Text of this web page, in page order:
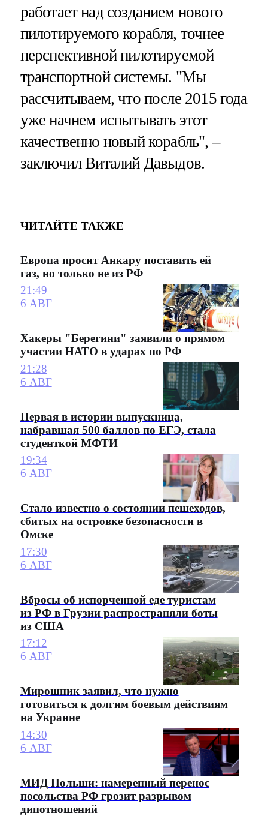
работает над созданием нового
пилотируемого корабля, точнее
перспективной пилотируемой
транспортной системы. "Мы
рассчитываем, что после 2015 года
уже начнем испытывать этот
качественно новый корабль", –
заключил Виталий Давыдов.
ЧИТАЙТЕ ТАКЖЕ
Европа просит Анкару поставить ей
газ, но только не из РФ
21:49
6 АВГ
Хакеры "Берегини" заявили о прямом
участии НАТО в ударах по РФ
21:28
6 АВГ
Первая в истории выпускница,
набравшая 500 баллов по ЕГЭ, стала
студенткой МФТИ
19:34
6 АВГ
Стало известно о состоянии пешеходов,
сбитых на островке безопасности в
Омске
17:30
6 АВГ
Вбросы об испорченной еде туристам
из РФ в Грузии распространяли боты
из США
17:12
6 АВГ
Мирошник заявил, что нужно
готовиться к долгим боевым действиям
на Украине
14:30
6 АВГ
МИД Польши: намеренный перенос
посольства РФ грозит разрывом
дипотношений